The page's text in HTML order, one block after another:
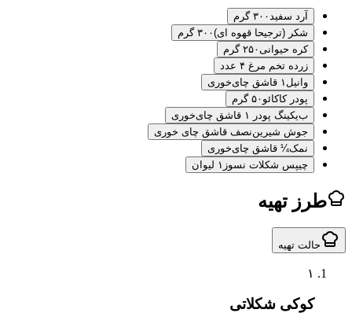
آرد سفید ۳۰۰ گرم
شکر (ترجیحا قهوه ای) ۳۰۰ گرم
کره حیوانی ۲۵۰ گرم
ده تخم مرغ ۴ عدد
وانیل۱ قاشق چای‌خوری
پودر کاکائو۵۰ گرم
یکینگ پودر ۱ قاشق چای‌خوری
جوش شیریننصف قاشق چای خوری
¼ قاشق چای‌خوری
چیپس شکلات نسوز۱ لیوان
تهیه
تهیه
کوکی شکلاتی